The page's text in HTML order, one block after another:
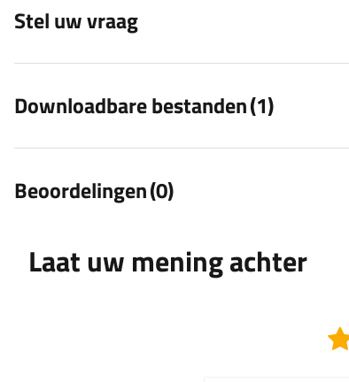
Stel uw vraag
Downloadbare bestanden(1)
Beoordelingen(0)
Laat uw mening achter